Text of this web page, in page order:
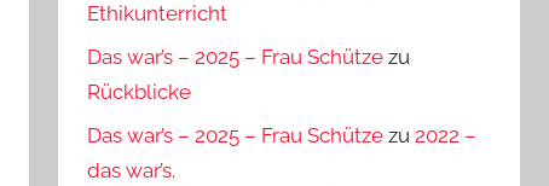
Ethikunterricht
Das war’s – 2025 – Frau Schütze zu
Rückblicke
Das war’s – 2025 – Frau Schütze zu 2022 –
das war’s.